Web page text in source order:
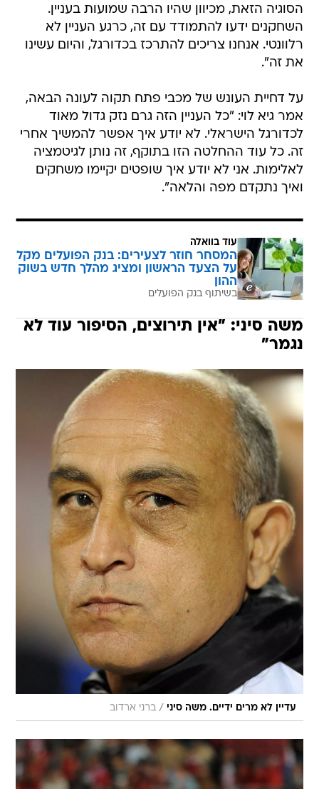
הסוגיה הזאת, מכיוון שהיו הרבה שמועות בעניין.
השחקנים ידעו להתמודד עם זה, כרגע העניין לא
רלוונטי. אנחנו צריכים להתרכז בכדורגל, והיום עשינו
את זה".
על דחיית העונש של מכבי פתח תקוה לעונה הבאה,
אמר גיא לוי: "כל העניין הזה גרם נזק גדול מאוד
לכדורגל הישראלי. לא יודע איך אפשר להמשיך אחרי
זה. כל עוד ההחלטה הזו בתוקף, זה נותן לגיטמציה
לאלימות. אני לא יודע איך שופטים יקיימו משחקים
ואיך נתקדם מפה והלאה".
עוד בוואלה
המסחר חוזר לצעירים: בנק הפועלים מקל
על הצעד הראשון ומציג מהלך חדש בשוק
ההון
בשיתוף בנק הפועלים
משה סיני: "אין תירוצים, הסיפור עוד לא
נגמר"
עדיין לא מרים ידיים. משה סיני / ברני ארדוב